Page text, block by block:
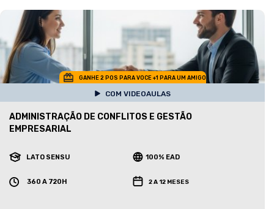
GANHE 2 POS PARA VOCE +1 PARA UM AMIGO
COM VIDEOAULAS
ADMINISTRAÇÃO DE CONFLITOS E GESTÃO
EMPRESARIAL
LATO SENSU 100% EAD
360 A 720H 2 A 12 MESES